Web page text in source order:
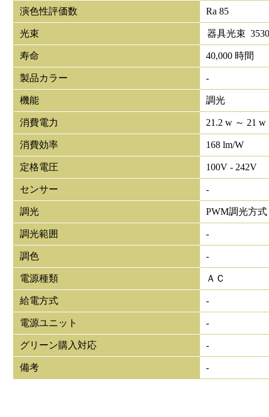
演色性評価数 Ra 85
光束 器具光束
寿命 40,000 時間
製品カラー -
機能 調光
消費電力 21.2 w ～ 21 w
消費効率 168 lm/W
定格電圧 100V - 242V
センサー -
調光 PWM調光方式
調光範囲 -
調色 -
電源種類 ＡＣ
給電方式 -
電源ユニット -
グリーン購入対応 -
備考 -